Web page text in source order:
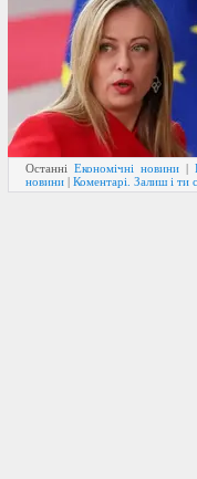
Останні Економічні новини|
новини | Коментарі. Залиш і ти